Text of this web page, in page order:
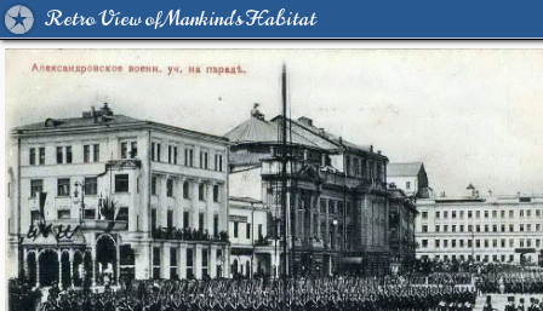
Retro View of Mankind's Habitat